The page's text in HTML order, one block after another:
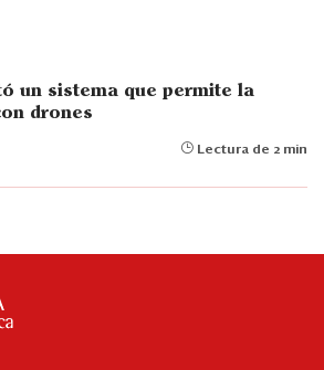
un sistema que permite la
drones
Lectura de 2 min